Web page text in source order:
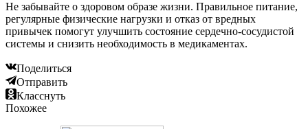
Не забывайте о здоровом образе жизни. Правильное питание,
регулярные физические нагрузки и отказ от вредных
привычек помогут улучшить состояние сердечно-сосудистой
системы и снизить необходимость в медикаментах.
Поделиться
Отправить
Класснуть
Похожее